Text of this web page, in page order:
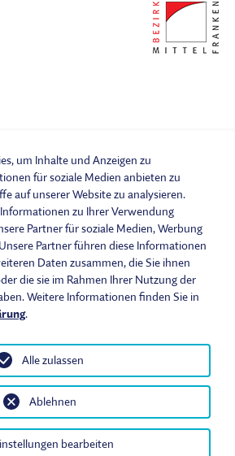
Öffnungszeiten & Eintrittspreise
- Bad Windsheim | Bezirk
Alle Rechte vorbehalten.
um Inhalte und Anzeigen zu
für soziale Medien anbieten zu
auf unserer Website zu analysieren.
zu Ihrer Verwendung
Partner für soziale Medien, Werbung
Partner führen diese Informationen
Daten zusammen, die Sie ihnen
die sie im Rahmen Ihrer Nutzung der
Weitere Informationen finden Sie in
.
bearbeiten
Ablehnen
Alle zulassen